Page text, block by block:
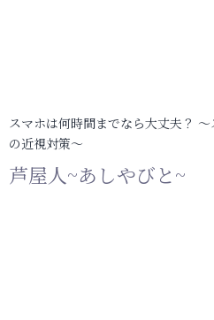
スマホは何時間までなら大丈夫？
の近視対策～
芦屋人~あしやびと~